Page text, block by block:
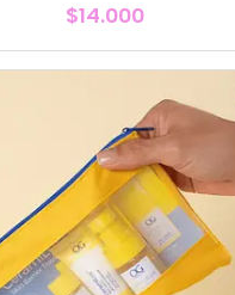
$14.000